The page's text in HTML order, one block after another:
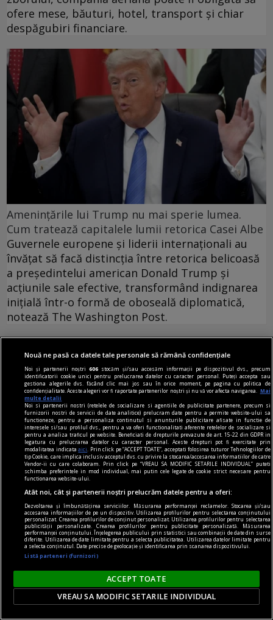
ofere mese, băuturi, hotel, transport și chiar
despăgubiri financiare.
Amenințările lui Trump nu mai sperie lumea.
Cum tratează capitalele lumii retorica Casei Albe
Guvernele europene și liderii internaționali au
învățat să facă distincția între retorica belicoasă
a președintelui american Donald Trump și
acțiunile sale efective, transformând indignarea
inițială într-o formă de oboseală diplomatică,
notează The Washington Post.
Madridul, în alertă după ce SUA și Israel pun sub
semnul întrebării statutul enclavelor spaniole
din Africa
Tot mai multe semne de întrebare apar cu
privire la cine ar sări în ajutorul Madridului, dacă
Marocul ar acționa împotriva enclavelor spaniole
Ceuta și Melilla.
Nouă ne pasă ca datele tale personale să rămână confidențiale
Noi și partenerii noștri606 stocăm și/sau accesăm informații pe dispozitivul dvs., precum
identificatorii cookie unici pentru prelucrarea datelor cu caracter personal. Puteți accepta sau
gestiona alegerile dvs. făcând clic mai jos sau în orice moment, pe pagina cu politica de
confidențialitate. Aceste alegeri vor fi raportate partenerilor noștri și nu vă vor afecta navigarea.
Mai
multe detalii
Noi si partenerii nostri (retelele de socializare si agentiile de publicitate partenere, precum si
furnizorii nostri de servicii de date analitice) prelucram date pentru a permite website-ului sa
functioneze, pentru a personaliza continutul si anunturile publicitare afisate in functie de
interesele si/sau profilul dvs., pentru a va oferi functionalitati aferente retelelor de socializare si
pentru a analiza traficul pe website. Beneficiati de drepturile prevazute de art. 15-22 din GDPR in
legatura cu prelucrarea datelor cu caracter personal. Aceste drepturi pot fi exercitate prin
modalitatea indicataaici
. Prin click pe “ACCEPT TOATE”, acceptati folosirea tuturor Tehnologiilor de
tip Cookie, care implica inclusiv acceptul dvs. cu privire la stocarea/accesarea informatiilor de catre
Vendor-ii cu care colaboram. Prin click pe “VREAU SA MODIFIC SETARILE INDIVIDUAL” puteti
schimba preferintele in mod individual, mai putin cele legate de cookie strict necesare pentru
functionarea website-ului.
Atât noi, cât și partenerii noștri prelucrăm datele pentru a oferi:
Dezvoltarea și îmbunătățirea serviciilor. Măsurarea performanței reclamelor. Stocarea și/sau
accesarea informațiilor de pe un dispozitiv. Utilizarea profilurilor pentru selectarea conținutului
personalizat. Crearea profilurilor de conținut personalizat. Utilizarea profilurilor pentru selectarea
publicității personalizate. Crearea profilurilor pentru publicitate personalizată. Măsurarea
performanței conținutului. Înțelegerea publicului prin statistici sau combinații de date din surse
diferite. Utilizarea de date limitate pentru a selecta publicitatea. Utilizarea datelor limitate pentru
a selecta conținutul. Date precise de geolocație și identificarea prin scanarea dispozitivului.
Listă parteneri (furnizori)
ACCEPT TOATE
VREAU SA MODIFIC SETARILE INDIVIDUAL